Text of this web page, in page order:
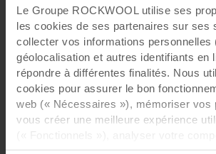
Le Groupe ROCKWOOL utilise ses
les cookies de ses partenaires sur ses
collecter vos informations personnelles
géolocalisation et autres identifiants en
répondre à différentes finalités. Nous
cookies pour assurer le bon
web (« Nécessaires »), mémoriser vos
vous créer une meilleure expérience
optimiser les sites web (« Statistiques
>Rockpanel A2 9 mm Protect Plus
>Rockpanel Premium A2 Protect
>Rockpanel UNI 8 mm and
8 mm
>Rockpanel Durable 8 mm
>Rockpanel Durable 6 mm finish
>Rockpanel Natural Durable - 10